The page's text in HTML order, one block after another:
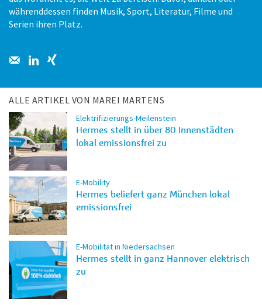
währenddessen finden Musik, Sport, Literatur, Filme und
Serien ihren Platz.
ALLE ARTIKEL VON MAREI MARTENS
Elektrifizierungs-Meilenstein
Hermes stellt in über 80 Innenstädten
lokal emissionsfrei zu
E-Mobility
Hermes beliefert ganz München lokal
emissionsfrei
E-Mobilität in Niedersachsen
Hermes stellt in ganz Hannover elektrisch
zu